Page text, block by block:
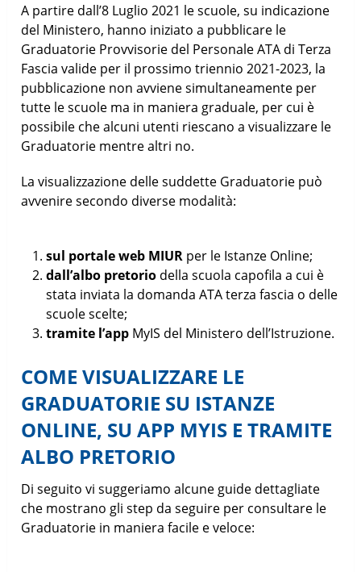
A partire dall’8 Luglio 2021 le scuole, su indicazione
del Ministero, hanno iniziato a pubblicare le
Graduatorie Provvisorie del Personale ATA di Terza
Fascia valide per il prossimo triennio 2021-2023, la
pubblicazione non avviene simultaneamente per
tutte le scuole ma in maniera graduale, per cui è
possibile che alcuni utenti riescano a visualizzare le
Graduatorie mentre altri no.
La visualizzazione delle suddette Graduatorie può
avvenire secondo diverse modalità:
sul portale web MIURper le Istanze Online;
dall’albo pretoriodella scuola capofila a cui è
stata inviata la domanda ATA terza fascia o delle
scuole scelte;
tramite l’app MyIS del Ministero dell’Istruzione.
COME VISUALIZZARE LE
GRADUATORIE SU ISTANZE
ONLINE, SU APP MYIS E TRAMITE
ALBO PRETORIO
Di seguito vi suggeriamo alcune guide dettagliate
che mostrano gli step da seguire per consultare le
Graduatorie in maniera facile e veloce: